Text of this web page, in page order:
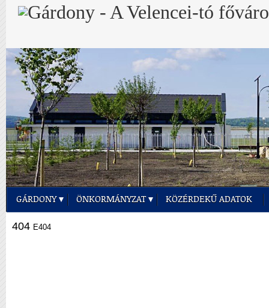
GÁRDONY ÖNKORMÁNYZAT KÖZÉRDEKŰ ADATOK
404 E404